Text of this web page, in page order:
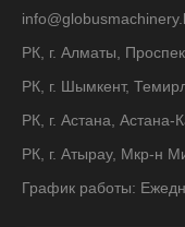
РК, г. Алматы,
РК, г. Шымкент,
РК, г. Астана, Астана-
РК, г. Атырау, Мкр-н
График работы: